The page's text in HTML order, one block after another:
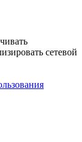
сетевой